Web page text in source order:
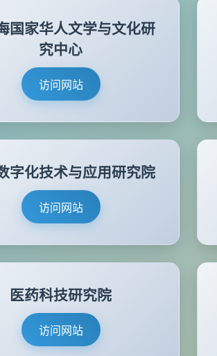
国家华人文学与文化研
究中心
访问网站
字化技术与应用研究院
访问网站
医药科技研究院
访问网站